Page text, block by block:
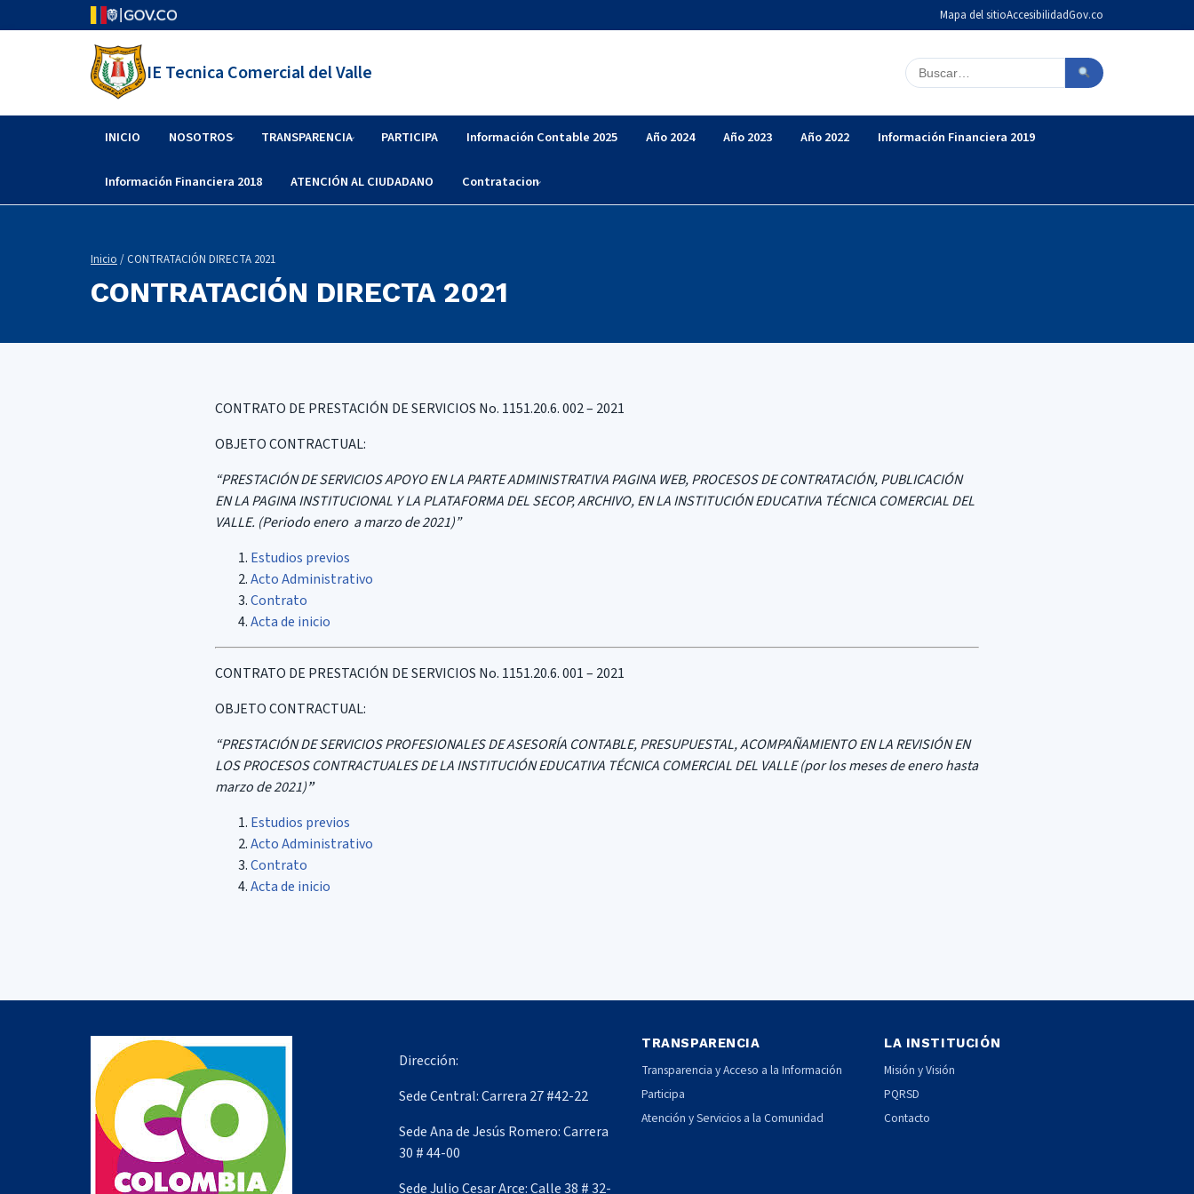
Mapa del sitioAccesibilidadGov.co
IE Tecnica Comercial del Valle Buscar en el sitio
INICIO NOSOTROS TRANSPARENCIA PARTICIPA Información Contable 2025 Año 2024 Año 2023 Año 2022 Información Financiera 2019
Información Financiera 2018 ATENCIÓN AL CIUDADANO Contratacion
Inicio / CONTRATACIÓN DIRECTA 2021
CONTRATACIÓN DIRECTA 2021
CONTRATO DE PRESTACIÓN DE SERVICIOS No. 1151.20.6. 002 – 2021
OBJETO CONTRACTUAL:
“PRESTACIÓN DE SERVICIOS APOYO EN LA PARTE ADMINISTRATIVA PAGINA WEB, PROCESOS DE CONTRATACIÓN, PUBLICACIÓN
EN LA PAGINA INSTITUCIONAL Y LA PLATAFORMA DEL SECOP, ARCHIVO, EN LA INSTITUCIÓN EDUCATIVA TÉCNICA COMERCIAL DEL
VALLE. (Periodo enero a marzo de 2021)”
Estudios previos
Acto Administrativo
Contrato
Acta de inicio
CONTRATO DE PRESTACIÓN DE SERVICIOS No. 1151.20.6. 001 – 2021
OBJETO CONTRACTUAL:
“PRESTACIÓN DE SERVICIOS PROFESIONALES DE ASESORÍA CONTABLE, PRESUPUESTAL, ACOMPAÑAMIENTO EN LA REVISIÓN EN
LOS PROCESOS CONTRACTUALES DE LA INSTITUCIÓN EDUCATIVA TÉCNICA COMERCIAL DEL VALLE (por los meses de enero hasta
marzo de 2021)”
Estudios previos
Acto Administrativo
Contrato
Acta de inicio
Dirección:
Sede Central: Carrera 27 #42-22
Sede Ana de Jesús Romero: Carrera
30 # 44-00
Sede Julio Cesar Arce: Calle 38 # 32-
TRANSPARENCIA
Transparencia y Acceso a la Información
Participa
Atención y Servicios a la Comunidad
LA INSTITUCIÓN
Misión y Visión
PQRSD
Contacto